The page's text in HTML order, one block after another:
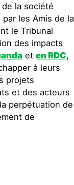
la société
les Amis de la
le Tribunal
des impacts
et en RDC,
à leurs
projets
et des acteurs
perpétuation de
de